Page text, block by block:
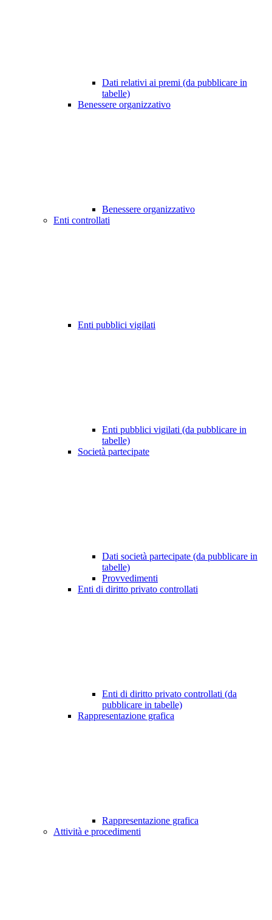
Dati relativi ai premi (da pubblicare in
tabelle)
Benessere organizzativo
Benessere organizzativo
Enti controllati
Enti pubblici vigilati
Enti pubblici vigilati (da pubblicare in
tabelle)
Società partecipate
Dati società partecipate (da pubblicare in
tabelle)
Provvedimenti
Enti di diritto privato controllati
Enti di diritto privato controllati (da
pubblicare in tabelle)
Rappresentazione grafica
Rappresentazione grafica
Attività e procedimenti